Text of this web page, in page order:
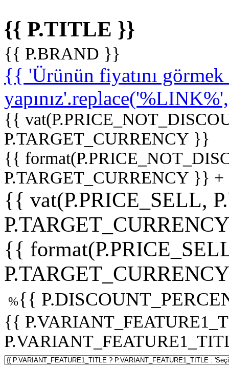
{{ P.TITLE }}
{{ P.BRAND }}
{{ 'Ürünün fiyatını
{{
P.TARGET_CURRENCY }}
{{
P.TARGET_CURRENCY }}
{{ vat(P.PRICE_SELL,
{{
%{{
{{